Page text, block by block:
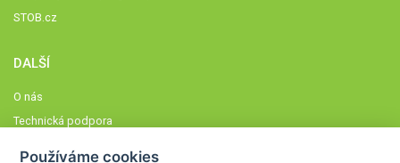
STOB.cz
DALŠÍ
O nás
Technická podpora
Používáme cookies